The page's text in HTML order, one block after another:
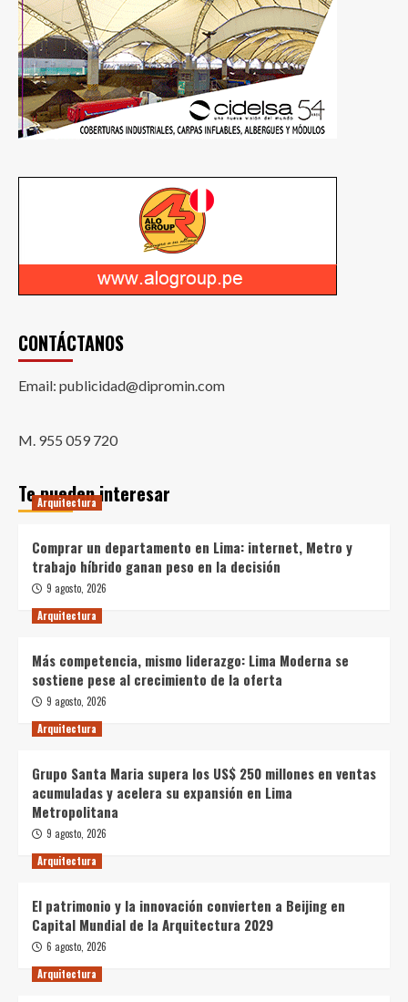
CONTÁCTANOS
Email: publicidad@dipromin.com
M. 955 059 720
Te pueden interesar
Arquitectura
Comprar un departamento en Lima: internet, Metro y
trabajo híbrido ganan peso en la decisión
9 agosto, 2026
Arquitectura
Más competencia, mismo liderazgo: Lima Moderna se
sostiene pese al crecimiento de la oferta
9 agosto, 2026
Arquitectura
Grupo Santa Maria supera los US$ 250 millones en ventas
acumuladas y acelera su expansión en Lima
Metropolitana
9 agosto, 2026
Arquitectura
El patrimonio y la innovación convierten a Beijing en
Capital Mundial de la Arquitectura 2029
6 agosto, 2026
Arquitectura